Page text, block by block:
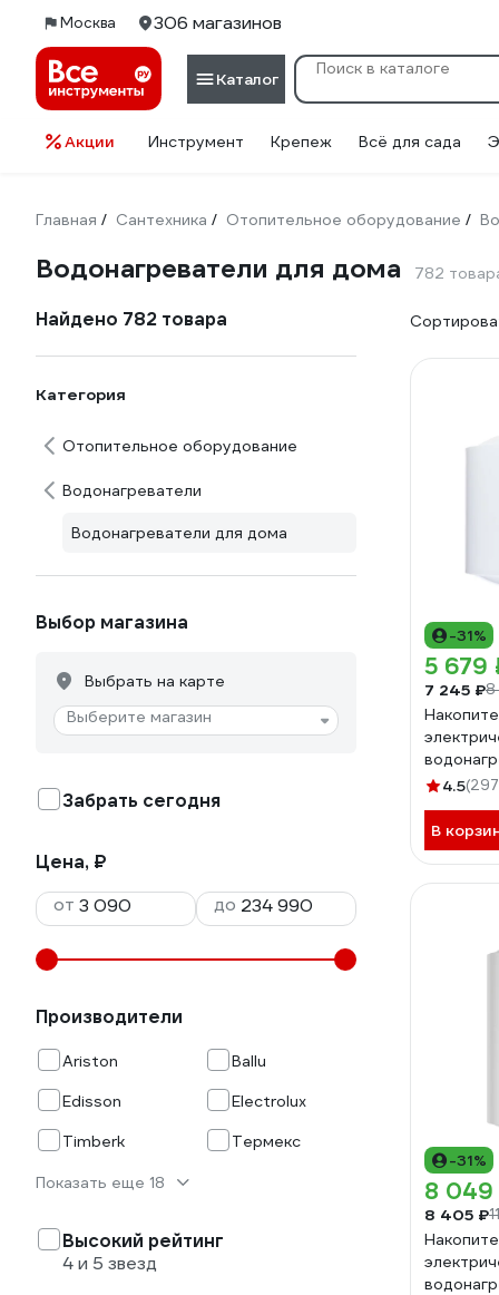
Москва 306 магазинов
Каталог
Акции Инструмент Крепеж Всё для сада
Главная / Сантехника / Отопительное оборудование /
Водонагреватели для дома 782
Найдено 782 товара
Категория
Отопительное оборудование
Водонагреватели
Водонагреватели для дома
Выбор магазина
Выбрать на карте
Выберите магазин
Забрать сегодня
Цена, ₽
от
до
Производители
Ariston
Ballu
Edisson
Electrolux
Timberk
Термекс
Показать еще 18
Высокий рейтинг
4 и 5 звезд
-31%
5 679
7 245 ₽8
ER 50 V
4.5
В
-31%
8 049
8 405 ₽